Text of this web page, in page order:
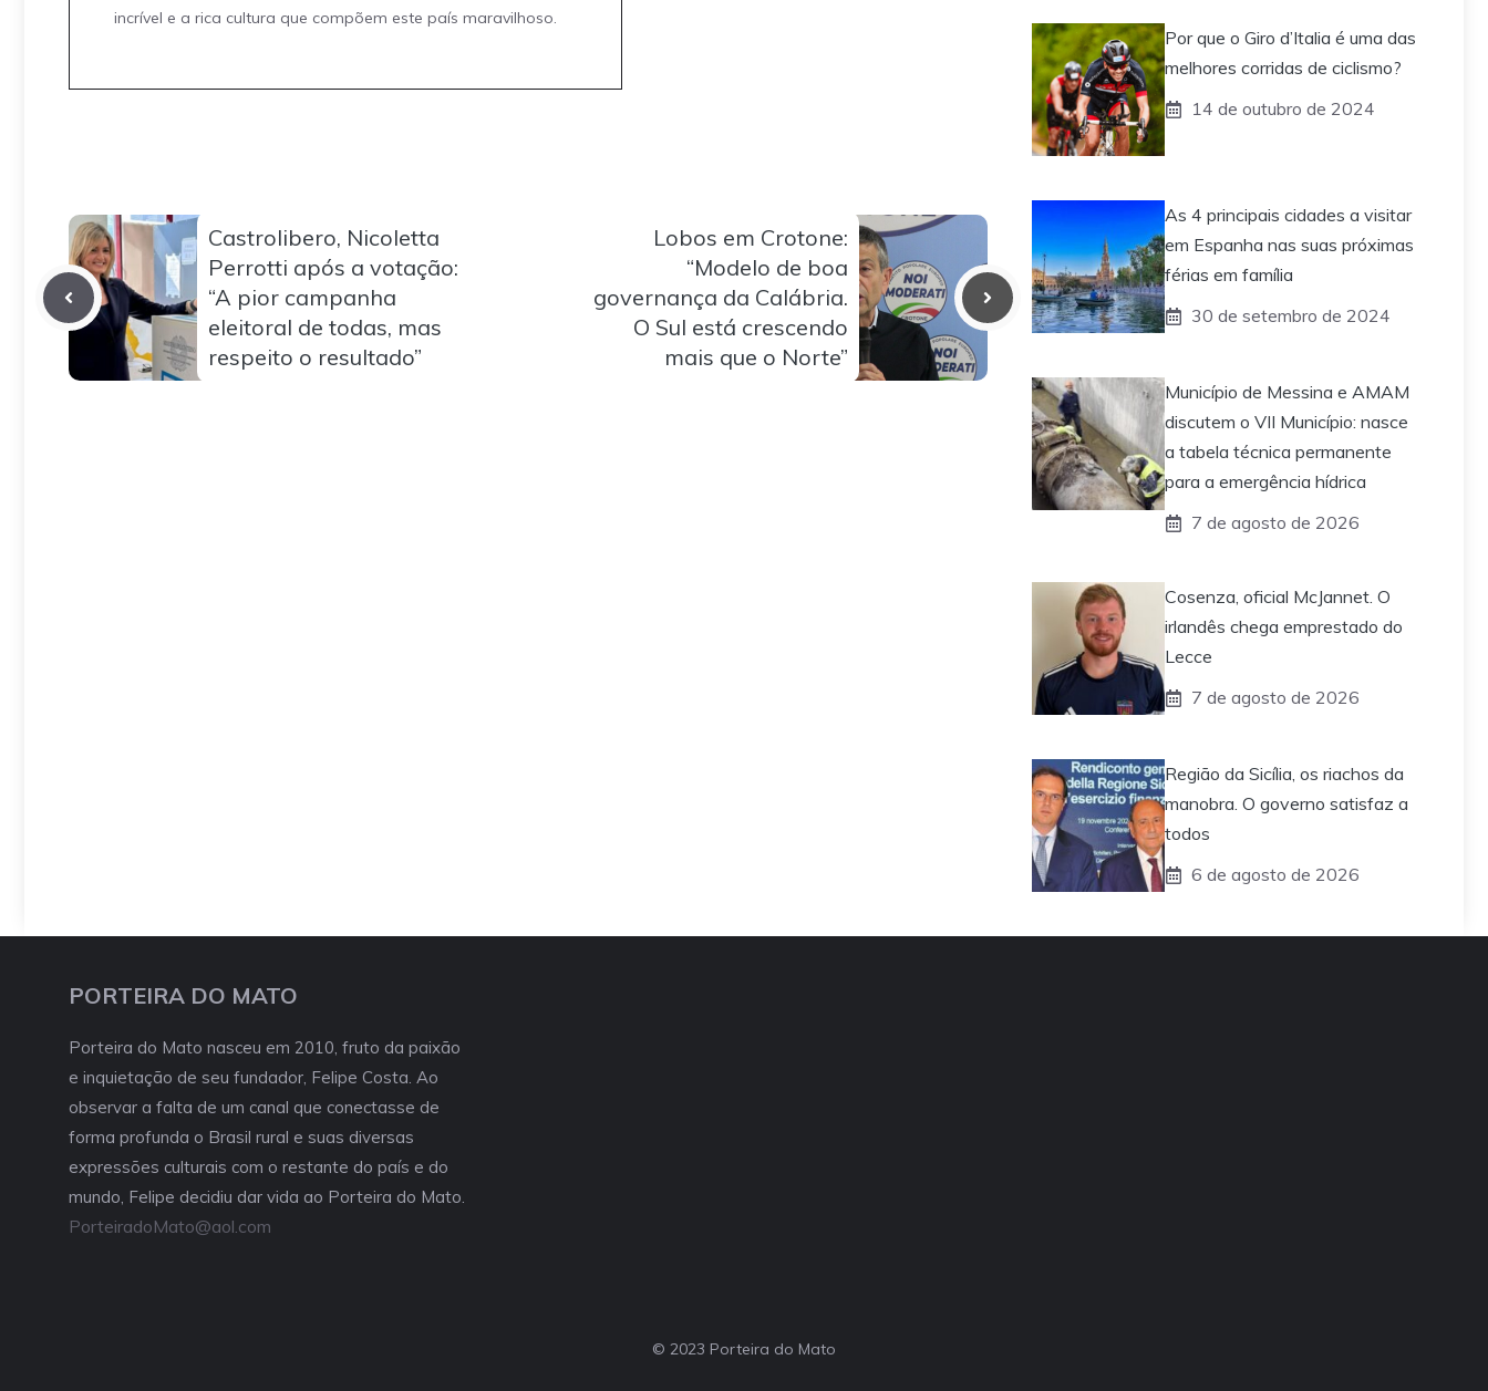
incrível e a rica cultura que compõem este país maravilhoso.
Castrolibero, Nicoletta
Perrotti após a votação:
“A pior campanha
eleitoral de todas, mas
respeito o resultado”
Lobos em Crotone:
“Modelo de boa
governança da Calábria.
O Sul está crescendo
mais que o Norte”
Por que o Giro d’Italia é uma das
melhores corridas de ciclismo?
14 de outubro de 2024
As 4 principais cidades a visitar
em Espanha nas suas próximas
férias em família
30 de setembro de 2024
Município de Messina e AMAM
discutem o VII Município: nasce
a tabela técnica permanente
para a emergência hídrica
7 de agosto de 2026
Cosenza, oficial McJannet. O
irlandês chega emprestado do
Lecce
7 de agosto de 2026
Região da Sicília, os riachos da
manobra. O governo satisfaz a
todos
6 de agosto de 2026
PORTEIRA DO MATO
Porteira do Mato nasceu em 2010, fruto da paixão
e inquietação de seu fundador, Felipe Costa. Ao
observar a falta de um canal que conectasse de
forma profunda o Brasil rural e suas diversas
expressões culturais com o restante do país e do
mundo, Felipe decidiu dar vida ao Porteira do Mato.
PorteiradoMato@aol.com
© 2023 Porteira do Mato